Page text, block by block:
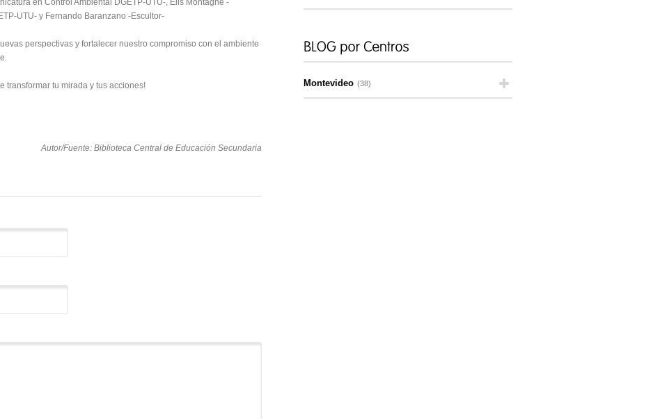
en Control Ambiental DGETP-UTU-, Elis Montagne -
UTU- y Fernando Baranzano -Escultor-
perspectivas y fortalecer nuestro compromiso con el ambiente
transformar tu mirada y tus acciones!
Autor/Fuente: Biblioteca Central de Educación Secundaria
Montevideo (38)